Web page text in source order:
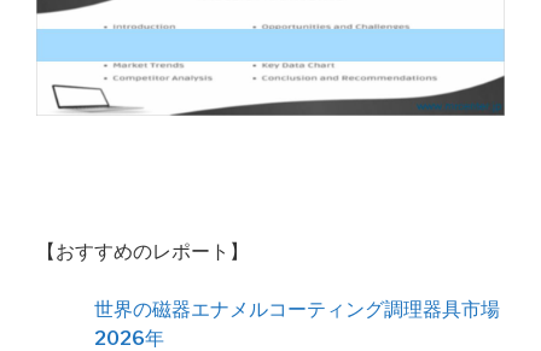
【おすすめのレポート】
世界の磁器エナメルコーティング調理器具市場
2026年